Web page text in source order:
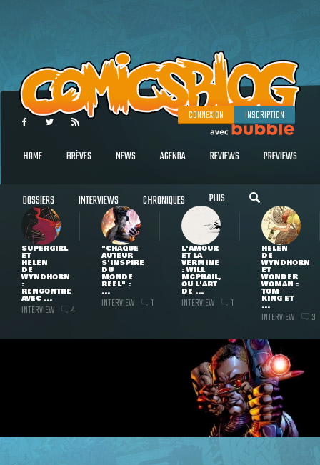
CONNEXION INSCRIPTION
HOME BRÈVES NEWS AGENDA REVIEWS PREVIEWS
DOSSIERS INTERVIEWS CHRONIQUES PLUS
SUPERGIRL
ET
HELEN
DE
WYNDHORN
:
RENCONTRE
AVEC ...
INTERVIEW 4
"CHAQUE
AUTEUR
S'INSPIRE
DU
MONDE
RÉEL" :
...
INTERVIEW 1
L'AMOUR
ET LA
VERMINE
: WILL
MCPHAIL,
OU L'ART
DE ...
INTERVIEW 1
HELEN
DE
WYNDHORN
ET
WONDER
WOMAN :
TOM
KING ET
...
INTERVIEW 3